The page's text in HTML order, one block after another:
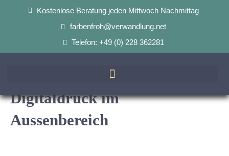
Kostenlose Beratung jeden Mittwoch Nachmittag
farbenfroh@verwandlung.net
Telefon: +49 (0) 228 362281
Digitaldruck im
Aussenbereich